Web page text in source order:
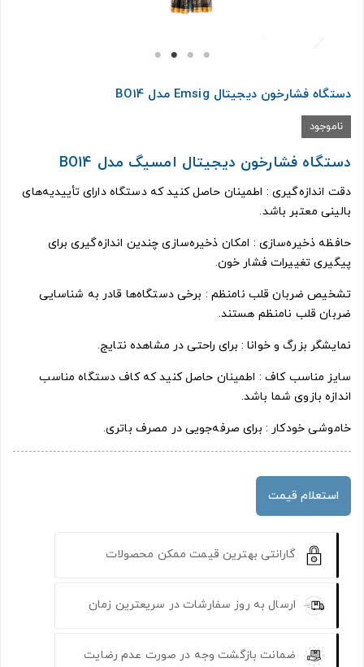
دستگاه فشارخون دیجیتال Emsig مدل BO14
ناموجود
دستگاه فشارخون دیجیتال امسیگ مدل BO14
دقت اندازه‌گیری : اطمینان حاصل کنید که دستگاه دارای تأییدیه‌های
بالینی معتبر باشد.
حافظه ذخیره‌سازی : امکان ذخیره‌سازی چندین اندازه‌گیری برای
پیگیری تغییرات فشار خون.
تشخیص ضربان قلب نامنظم : برخی دستگاه‌ها قادر به شناسایی
ضربان قلب نامنظم هستند.
نمایشگر بزرگ و خوانا : برای راحتی در مشاهده نتایج.
سایز مناسب کاف : اطمینان حاصل کنید که کاف دستگاه مناسب
اندازه بازوی شما باشد.
خاموشی خودکار : برای صرفه‌جویی در مصرف باتری.
استعلام قیمت
گارانتی بهترین قیمت ممکن محصولات
ارسال به روز سفارشات در سریعترین زمان
ضمانت بازگشت وجه در صورت عدم رضایت